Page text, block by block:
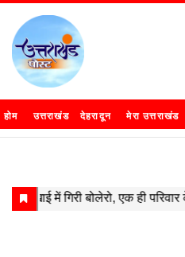
होम उत्तराखंड देहरादून मेरा उत्तराखंड